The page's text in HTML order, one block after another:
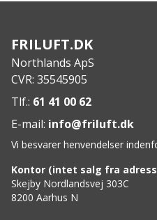
FRILUFT.DK
Northlands ApS
CVR: 35545905
Tlf.: 61 41 00 62
E-mail: info@friluft.dk
Vi besvarer henvendelser
Kontor (intet salg fra
Skejby Nordlandsvej 303C
8200 Aarhus N